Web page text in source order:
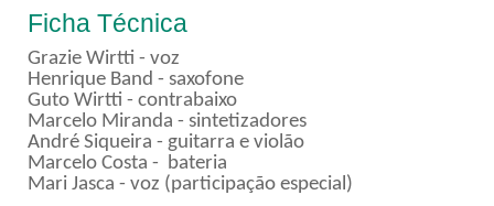
Ficha Técnica
Grazie Wirtti - voz
Henrique Band - saxofone
Guto Wirtti - contrabaixo
Marcelo Miranda - sintetizadores
André Siqueira - guitarra e violão
Marcelo Costa - bateria
Mari Jasca - voz (participação especial)